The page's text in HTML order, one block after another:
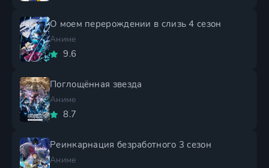
О моем перерождении в слизь 4 сезон
Аниме
9.6
Поглощённая звезда
Аниме
8.7
Реинкарнация безработного 3 сезон
Аниме